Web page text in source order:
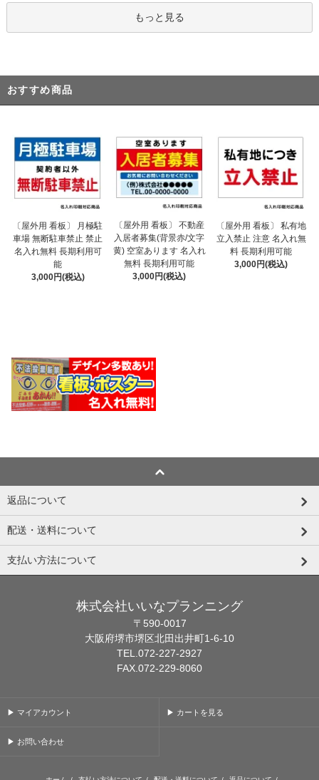
もっと見る
おすすめ商品
〔屋外用 看板〕 月極駐
車場 無断駐車禁止 禁止
名入れ無料 長期利用可
能
3,000円(税込)
〔屋外用 看板〕 不動産
入居者募集(背景赤/文字
黄) 空室あります 名入れ
無料 長期利用可能
3,000円(税込)
〔屋外用 看板〕 私有地
立入禁止 注意 名入れ無
料 長期利用可能
3,000円(税込)
返品について
配送・送料について
支払い方法について
株式会社いいなプランニング
〒590-0017
大阪府堺市堺区北田出井町1-6-10
TEL.072-227-2927
FAX.072-229-8060
▶ マイアカウント ▶ カートを見る
▶ お問い合わせ